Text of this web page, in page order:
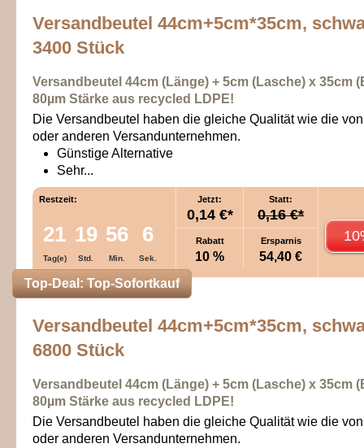
Versandbeutel 44cm+5cm*35cm,
3400 Stück
Versandbeutel 44cm (Länge) + 5cm (Lasche) x 35cm
80µm Stärke aus recycled LDPE!
Die Versandbeutel haben die gleiche Qualität wie die
oder anderen Versandunternehmen.
Günstige Alternative
Sehr...
Restzeit:
21
Tag(e)
19
Std.
56
Min.
6
Sek.
Jetzt:
0,14 €*
Statt:
0,16 €*
Rabatt
10 %
Ersparnis
54,40 €
Top-Deal: Top-Sofortkauf
Versandbeutel 44cm+5cm*35cm,
6800 Stück
Versandbeutel 44cm (Länge) + 5cm (Lasche) x 35cm
80µm Stärke aus recycled LDPE!
Die Versandbeutel haben die gleiche Qualität wie die
oder anderen Versandunternehmen.